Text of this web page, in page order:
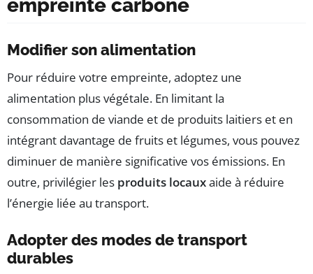
empreinte carbone
Modifier son alimentation
Pour réduire votre empreinte, adoptez une
alimentation plus végétale. En limitant la
consommation de viande et de produits laitiers et en
intégrant davantage de fruits et légumes, vous pouvez
diminuer de manière significative vos émissions. En
outre, privilégier les produits locauxaide à réduire
l’énergie liée au transport.
Adopter des modes de transport
durables